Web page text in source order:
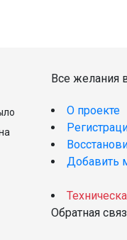
Все желания
О проекте
Добавить
Обратная